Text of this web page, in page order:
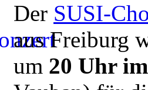
Der SUSI-
aus Freiburg
um 20 Uhr